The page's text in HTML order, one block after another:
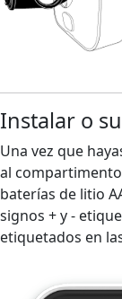
Instalar o
Una vez que
al
baterías de litio
signos + y -
etiquetados en